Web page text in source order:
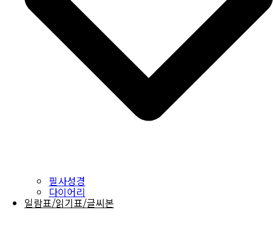
필사성경
다이어리
일람표/읽기표/글씨본